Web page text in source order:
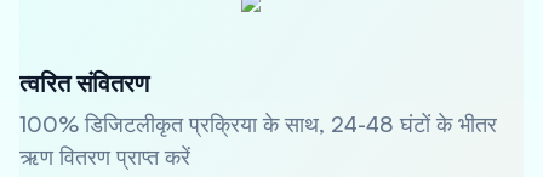
त्वरित संवितरण
100% डिजिटलीकृत प्रक्रिया के साथ, 24-48 घंटों के भीतर
ऋण वितरण प्राप्त करें